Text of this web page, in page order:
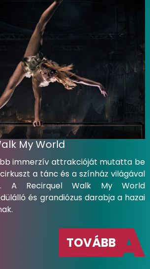
My World
immerzív attrakcióját mutatta be
a tánc és a színház világával
A Recirquel Walk My World
és grandiózus darabja a hazai
TOVÁBB